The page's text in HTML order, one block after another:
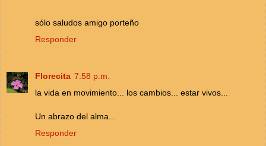
sólo saludos amigo porteño
Responder
Florecita 7:58 p.m.
la vida en movimiento... los cambios... estar vivos...
Un abrazo del alma...
Responder